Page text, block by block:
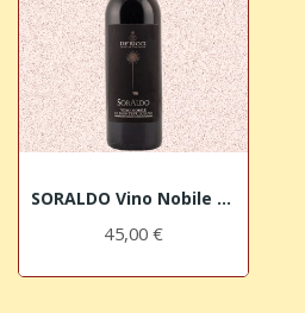
SORALDO Vino Nobile di Montepulciano DOCG 2018...
45,00 €